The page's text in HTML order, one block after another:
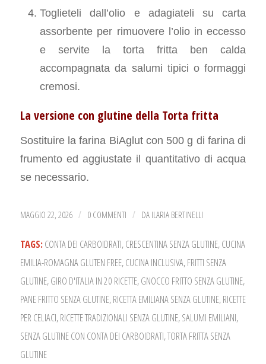
Toglieteli dall’olio e adagiateli su carta
assorbente per rimuovere l’olio in eccesso
e servite la torta fritta ben calda
accompagnata da salumi tipici o formaggi
cremosi.
La versione con glutine della Torta fritta
Sostituire la farina BiAglut con 500 g di farina di
frumento ed aggiustate il quantitativo di acqua
se necessario.
MAGGIO 22, 2026 / 0 COMMENTI / DA ILARIA BERTINELLI
TAGS:CONTA DEI CARBOIDRATI,CRESCENTINA SENZA GLUTINE,CUCINA
EMILIA-ROMAGNA GLUTEN FREE,CUCINA INCLUSIVA,FRITTI SENZA
GLUTINE,GIRO D'ITALIA IN 20 RICETTE,GNOCCO FRITTO SENZA GLUTINE,
PANE FRITTO SENZA GLUTINE,RICETTA EMILIANA SENZA GLUTINE,RICETTE
PER CELIACI,RICETTE TRADIZIONALI SENZA GLUTINE,SALUMI EMILIANI,
SENZA GLUTINE CON CONTA DEI CARBOIDRATI,TORTA FRITTA SENZA
GLUTINE